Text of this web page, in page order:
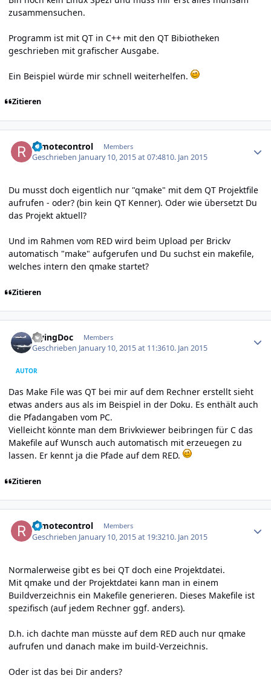
zusammensuchen.
Programm ist mit QT in C++ mit den QT Bibiotheken
geschrieben mit grafischer Ausgabe.
Ein Beispiel würde mir schnell weiterhelfen.
Zitieren
remotecontrol Members
Geschrieben January 10, 2015 at 07:4810. Jan 2015
Du musst doch eigentlich nur "qmake" mit dem QT Projektfile
aufrufen - oder? (bin kein QT Kenner). Oder wie übersetzt Du
das Projekt aktuell?
Und im Rahmen vom RED wird beim Upload per Brickv
automatisch "make" aufgerufen und Du suchst ein makefile,
welches intern den qmake startet?
Zitieren
FlyingDoc Members
Geschrieben January 10, 2015 at 11:3610. Jan 2015
AUTOR
Das Make File was QT bei mir auf dem Rechner erstellt sieht
etwas anders aus als im Beispiel in der Doku. Es enthält auch
die Pfadangaben vom PC.
Vielleicht könnte man dem Brivkviewer beibringen für C das
Makefile auf Wunsch auch automatisch mit erzeuegen zu
lassen. Er kennt ja die Pfade auf dem RED.
Zitieren
remotecontrol Members
Geschrieben January 10, 2015 at 19:3210. Jan 2015
Normalerweise gibt es bei QT doch eine Projektdatei.
Mit qmake und der Projektdatei kann man in einem
Buildverzeichnis ein Makefile generieren. Dieses Makefile ist
spezifisch (auf jedem Rechner ggf. anders).
D.h. ich dachte man müsste auf dem RED auch nur qmake
aufrufen und danach make im build-Verzeichnis.
Oder ist das bei Dir anders?